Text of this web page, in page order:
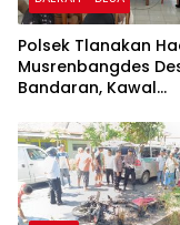
Polsek Tlanakan
Musrenbangdes
Bandaran, Kawal
Pembangunan Tepat
Sasaran